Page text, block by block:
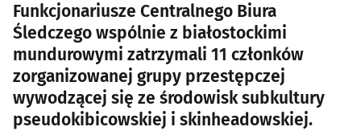
Funkcjonariusze Centralnego Biura
Śledczego wspólnie z białostockimi
mundurowymi zatrzymali 11 członków
zorganizowanej grupy przestępczej
wywodzącej się ze środowisk subkultury
pseudokibicowskiej i skinheadowskiej.